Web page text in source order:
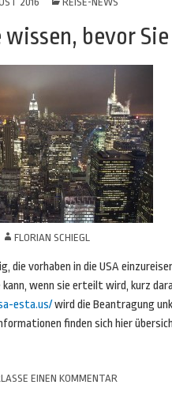
bevor
FLORIAN SCHIEGL
vorhaben in die USA
wenn sie erteilt wird, kurz
esta.us/wird die Beantragung
finden sich hier
EINEN KOMMENTAR